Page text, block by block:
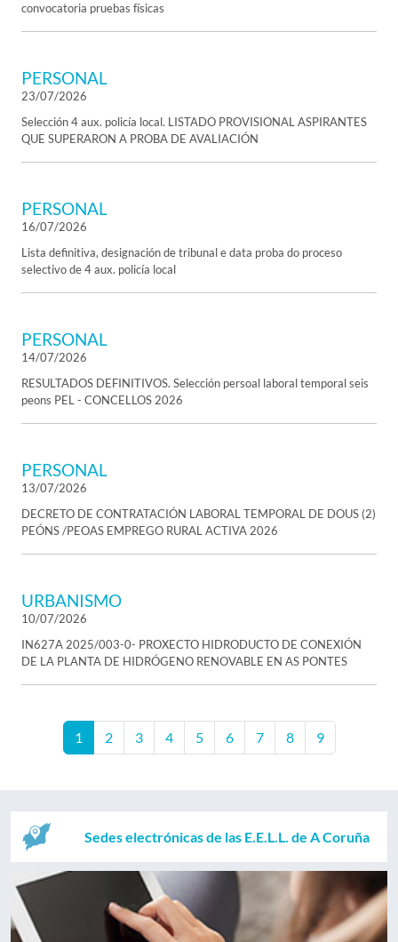
convocatoria pruebas físicas
PERSONAL
23/07/2026
Selección 4 aux. policía local. LISTADO PROVISIONAL ASPIRANTES
QUE SUPERARON A PROBA DE AVALIACIÓN
PERSONAL
16/07/2026
Lista definitiva, designación de tribunal e data proba do proceso
selectivo de 4 aux. policía local
PERSONAL
14/07/2026
RESULTADOS DEFINITIVOS. Selección persoal laboral temporal seis
peons PEL - CONCELLOS 2026
PERSONAL
13/07/2026
DECRETO DE CONTRATACIÓN LABORAL TEMPORAL DE DOUS (2)
PEÓNS /PEOAS EMPREGO RURAL ACTIVA 2026
URBANISMO
10/07/2026
IN627A 2025/003-0- PROXECTO HIDRODUCTO DE CONEXIÓN
DE LA PLANTA DE HIDRÓGENO RENOVABLE EN AS PONTES
1 2 3 4 5 6 7 8 9
Sedes electrónicas de las E.E.L.L. de A Coruña